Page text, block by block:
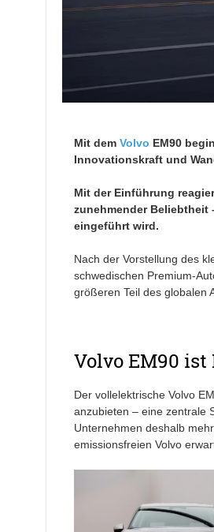
Mit dem Volvo EM90
Innovationskraft und
Mit der Einführung
zunehmender Beliebtheit
eingeführt wird.
Nach der Vorstellung des
schwedischen Premium-
größeren Teil des globalen
Volvo EM90
Der vollelektrische Volvo
anzubieten – eine zentrale
Unternehmen deshalb
emissionsfreien Volvo